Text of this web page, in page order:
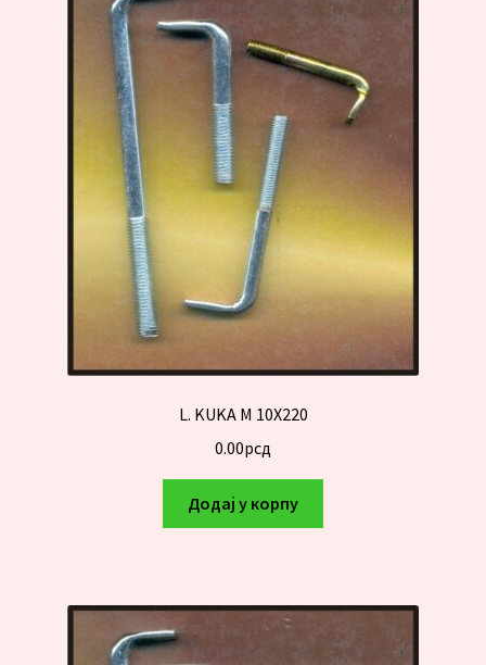
L. KUKA M 10X220
0.00рсд
Додај у корпу